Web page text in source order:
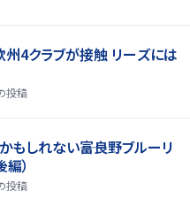
4クラブが接触 リーズには
投稿
もしれない――富良野ブルーリ
）
投稿